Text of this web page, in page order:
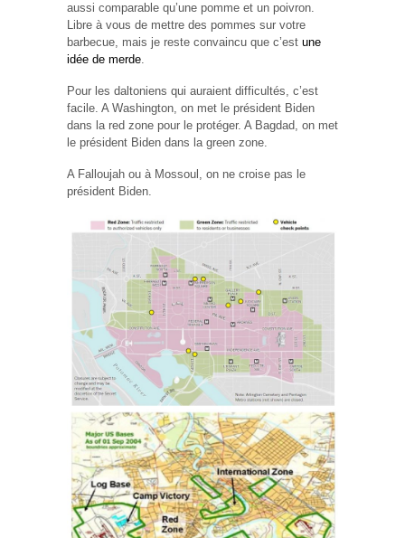
aussi comparable qu’une pomme et un poivron.
Libre à vous de mettre des pommes sur votre
barbecue, mais je reste convaincu que c’est une
idée de merde.
Pour les daltoniens qui auraient difficultés, c’est
facile. A Washington, on met le président Biden
dans la red zone pour le protéger. A Bagdad, on met
le président Biden dans la green zone.
A Falloujah ou à Mossoul, on ne croise pas le
président Biden.